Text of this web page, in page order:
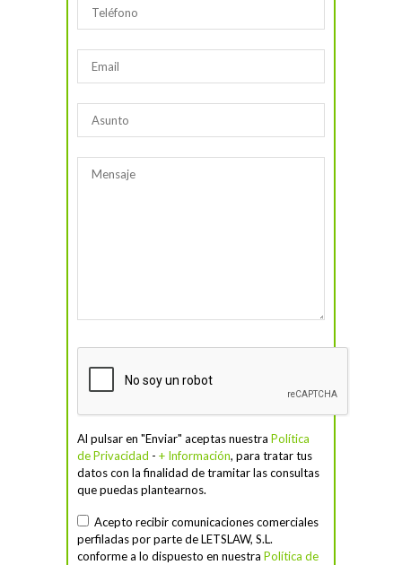
Al pulsar en "Enviar" aceptas nuestra Política
de Privacidad - + Información, para tratar tus
datos con la finalidad de tramitar las consultas
que puedas plantearnos.
Acepto recibir comunicaciones comerciales
perfiladas por parte de LETSLAW, S.L.
conforme a lo dispuesto en nuestra Política de